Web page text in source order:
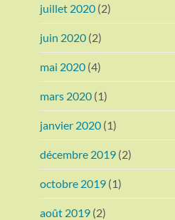
juillet 2020 (2)
juin 2020 (2)
mai 2020 (4)
mars 2020 (1)
janvier 2020 (1)
décembre 2019 (2)
octobre 2019 (1)
août 2019 (2)